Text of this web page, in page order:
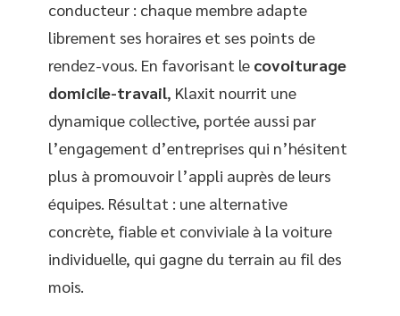
conducteur : chaque membre adapte
librement ses horaires et ses points de
rendez-vous. En favorisant le covoiturage
domicile-travail, Klaxit nourrit une
dynamique collective, portée aussi par
l’engagement d’entreprises qui n’hésitent
plus à promouvoir l’appli auprès de leurs
équipes. Résultat : une alternative
concrète, fiable et conviviale à la voiture
individuelle, qui gagne du terrain au fil des
mois.